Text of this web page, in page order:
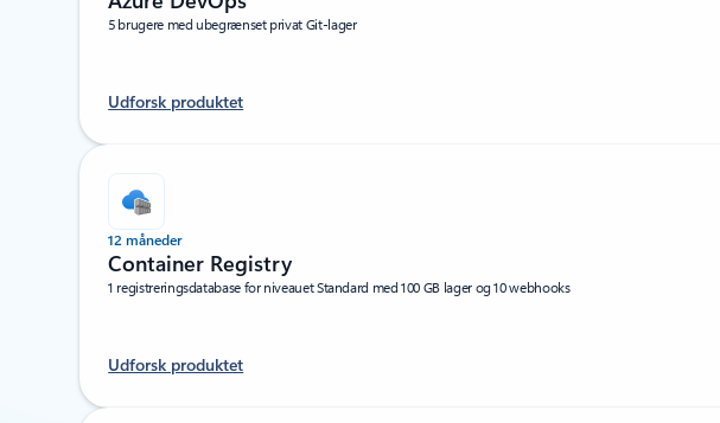
5 brugere med ubegrænset privat Git-lager
Udforsk produktet
12 måneder
Container Registry
1 registreringsdatabase for niveauet Standard med 100 GB lager og 10 webhooks
Udforsk produktet